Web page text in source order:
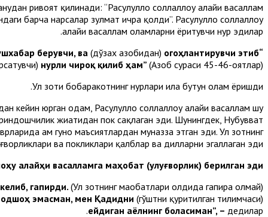
ривоят қилинади: “Расулуллоҳ соллаллоҳу алайҳи васаллам
барча нарсалар зулмат ичра қолди”. Расулуллоҳ соллаллоҳу
алайҳи васаллам оламларни ёритувчи нур эдилар.
“Эй пайғамбар, дарҳақиқат, Биз Сизни
берувчи, ва (дўзах азобидан) огоҳлантирувчи этиб
нурли чироқ қилиб ҳам” (Аҳзоб сураси 45-46-оятлар).
Ул зоти бобаракотнинг нурлари ила бутун олам ёришди.
кейин юрган одам, Расулуллоҳ соллаллоҳу алайҳи васаллам шу
жиҳатидан пок сақлаган эди. Шунингдек, Нубувват
ҳам гуноҳ маъсиятлардан муназзаҳ этган эди. Ул зотнинг
ва покликлари қалблар ва дилларни эгаллаган эди.
алайҳи васалламга маҳобат (улуғворлик) берилган эди”.
гапирди. (Ул зотнинг маҳобатлари олдида гапира олмай)
эмасман, мен Қадидни (гўштни қуритилган тилимчаси)
ейдиган аёлнинг боласиман”, – дедилар.